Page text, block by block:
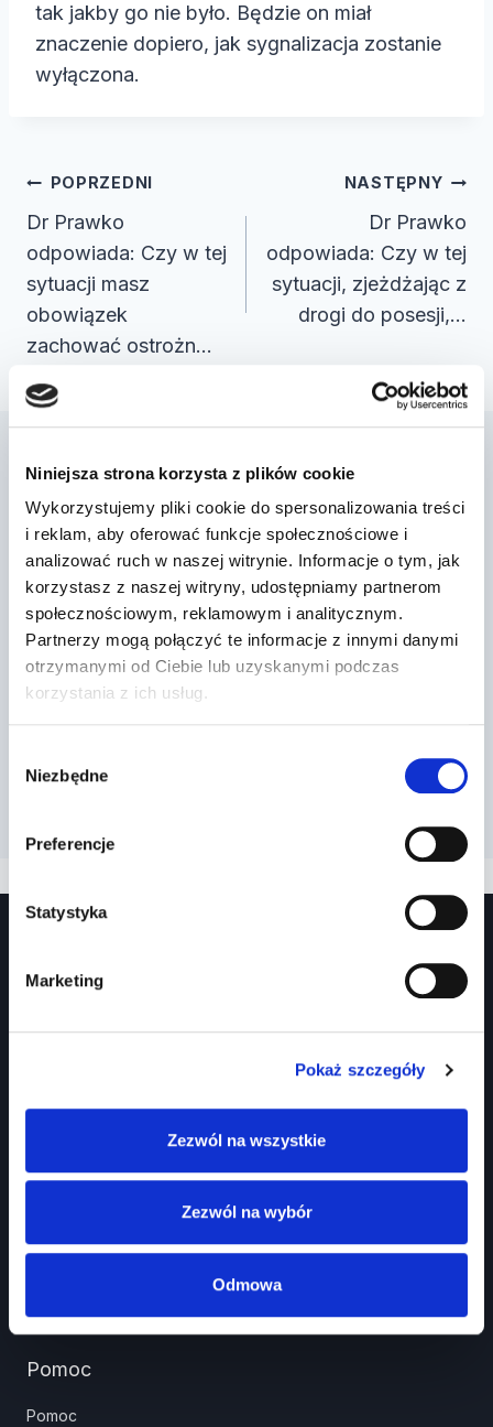
Niniejsza strona korzysta z plików cookie
Wykorzystujemy pliki cookie do spersonalizowania treści
i reklam, aby oferować funkcje społecznościowe i
analizować ruch w naszej witrynie. Informacje o tym, jak
korzystasz z naszej witryny, udostępniamy partnerom
społecznościowym, reklamowym i analitycznym.
Partnerzy mogą połączyć te informacje z innymi danymi
otrzymanymi od Ciebie lub uzyskanymi podczas
korzystania z ich usług.
zgody
Niezbędne
Preferencje
Statystyka
Marketing
Pokaż szczegóły
Zezwól na wszystkie
Zezwól na wybór
Odmowa
tak jakby go nie było. Będzie on miał
znaczenie dopiero, jak sygnalizacja zostanie
wyłączona.
Nawigacja
wpisu
POPRZEDNI
Dr Prawko
odpowiada: Czy w tej
sytuacji masz
obowiązek
zachować ostrożn…
NASTĘPNY
Dr Prawko
odpowiada: Czy w tej
sytuacji, zjeżdżając z
drogi do posesji,…
Podobne wpisy
Dr Prawko odpowiada: Zamierzasz
jechać na wprost. Czy masz
obowiązek us…
Przez 2022-03-13
Kurs Teorii Prawo Jazdy przez Internet?
Jak zdać prawo jazdy?
Jakie dokumenty i wnioski potrzebujesz?
Znaki drogowe
Pomoc
Pomoc